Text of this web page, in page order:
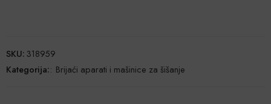
SKU:318959
Kategorija:: Brijaći aparati i mašinice za šišanje